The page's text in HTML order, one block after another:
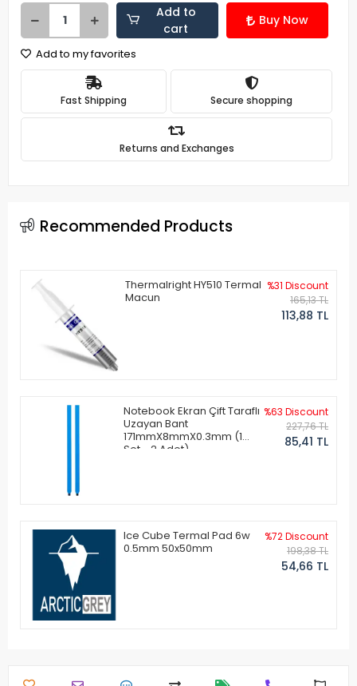
Add to
cart
Buy Now
Add to my favorites
Fast Shipping Secure shopping
Returns and Exchanges
Recommended Products
Thermalright HY510 Termal
Macun
%31 Discount
165,13 TL
113,88 TL
Notebook Ekran Çift Taraflı
Uzayan Bant
171mmX8mmX0.3mm (1
Set - 2 Adet)
%63 Discount
227,76 TL
85,41 TL
Ice Cube Termal Pad 6w
0.5mm 50x50mm
%72 Discount
198,38 TL
54,66 TL